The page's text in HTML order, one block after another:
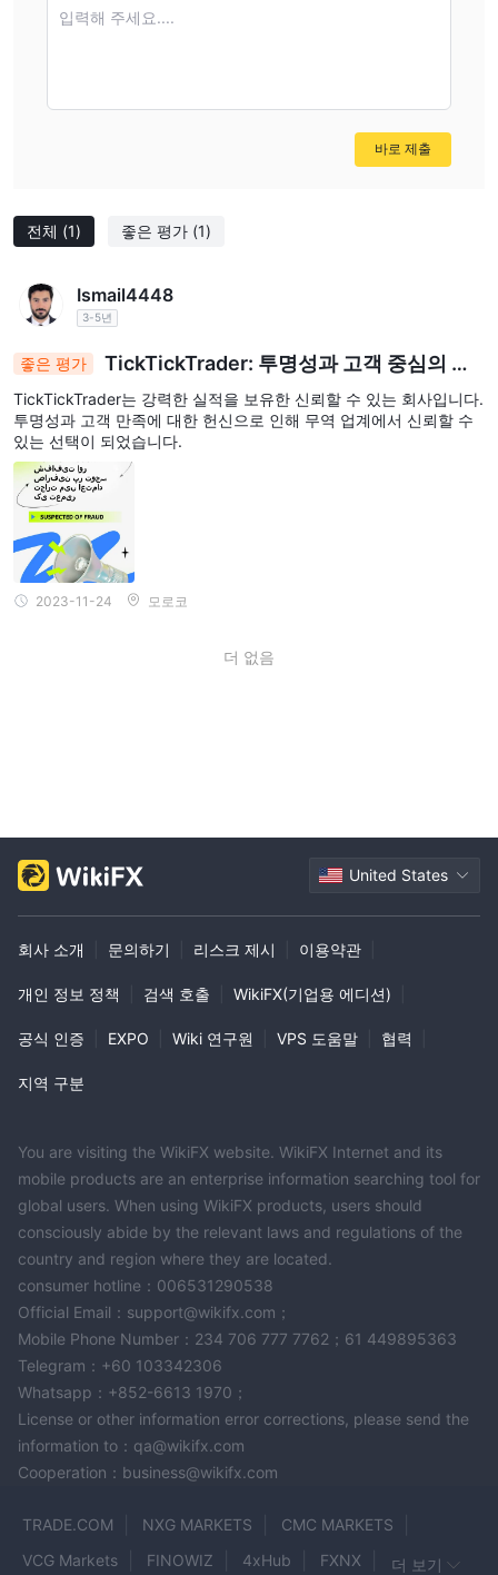
reliability or financial integrity. My advice is to be
전체 (1) 좋은 평가 (1)
Ismail4448
3-5년
좋은 평가
TickTickTrader: 투명성과 고객 중심의 접
근으로 거래에서 신뢰를 구축합니다.
TickTickTrader는 강력한 실적을 보유한 신뢰할 수 있는 회사입니다.
투명성과 고객 만족에 대한 헌신으로 인해 무역 업계에서 신뢰할 수
있는 선택이 되었습니다.
2023-11-24 모로코
더 없음
입력해 주세요....
바로 제출
United States
회사 소개 문의하기 리스크 제시 이용약관
개인 정보 정책 검색 호출 WikiFX(기업용 에디션)
공식 인증 EXPO Wiki 연구원 VPS 도움말 협력
지역 구분
You are visiting the WikiFX website. WikiFX Internet and its
mobile products are an enterprise information searching tool for
global users. When using WikiFX products, users should
consciously abide by the relevant laws and regulations of the
country and region where they are located.
consumer hotline：006531290538
Official Email：support@wikifx.com；
Mobile Phone Number：234 706 777 7762；61 449895363
Telegram：+60 103342306
Whatsapp：+852-6613 1970；
License or other information error corrections, please send the
information to：qa@wikifx.com
Cooperation：business@wikifx.com
TRADE.COM NXG MARKETS
CMC MARKETS
VCG Markets
FINOWIZ 4xHub FXNX 더 보기